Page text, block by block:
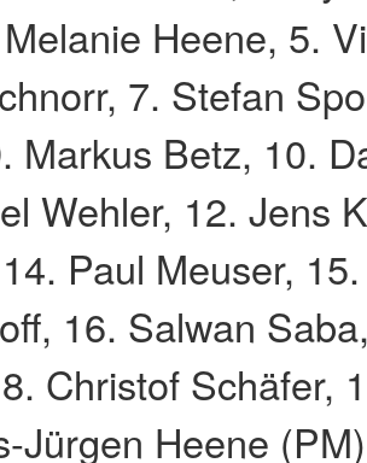
Heene, 5.
7. Stefan
Markus Betz, 10.
Wehler, 12. Jens
Paul Meuser,
16. Salwan
Christof Schäfer,
Jürgen Heene (PM)